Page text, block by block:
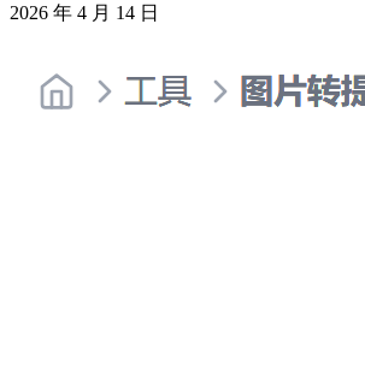
2026 年 4 月 14 日